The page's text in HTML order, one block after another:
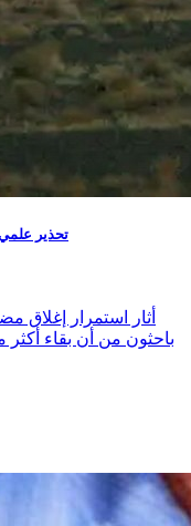
تحذير
أثار استمرار إغلاق